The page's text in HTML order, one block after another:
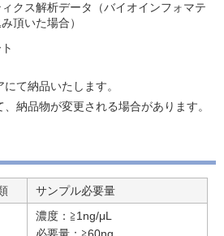
クス解析データ（バイオインフォマテ
頂いた場合）
て納品いたします。
納品物が変更される場合があります。
サンプル必要量
濃度：≧1ng/μL